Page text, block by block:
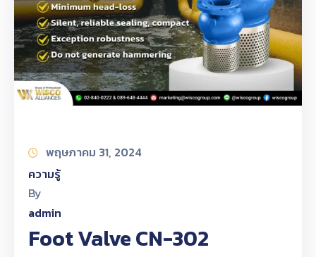
พฤษภาคม 31, 2024
ความรู้
By
admin
Foot Valve CN-302